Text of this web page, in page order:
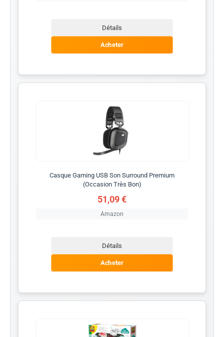
Détails
Acheter
Casque Gaming USB Son Surround Premium
(Occasion Très Bon)
51,09 €
Amazon
Détails
Acheter